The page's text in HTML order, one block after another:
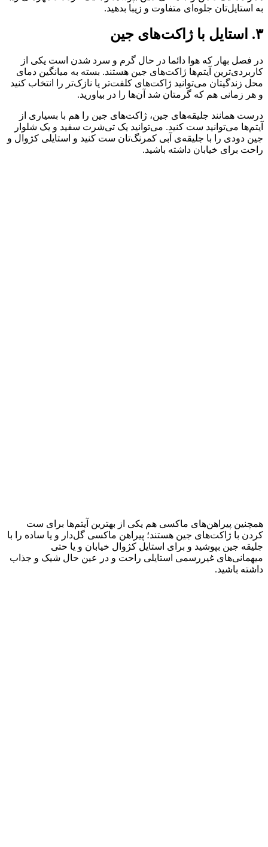
به استایل‌تان جلوه‌ای متفاوت و زیبا بدهید.
۳. استایل با ژاکت‌های جین
در فصل بهار که هوا دائما در حال گرم و سرد شدن است یکی از
کاربردی‌ترین آیتم‌ها ژاکت‌های جین هستند. بسته به میانگین دمای
محل زندگیتان می‌توانید ژاکت‌های کلفت‌تر یا نازک‌تر را انتخاب کنید
و هر زمانی هم که گرمتان شد آن‌ها را در بیاورید.
درست همانند جلیقه‌های جین، ژاکت‌های جین را هم با بسیاری از
آیتم‌ها می‌توانید ست کنید. می‌توانید یک تی‌شرت سفید و یک شلوار
جین دودی را با جلیقه‌ی آبی کمرنگ‌تان ست کنید و استایلی کژوال و
راحت برای خیابان داشته باشید.
همچنین پیراهن‌های ماکسی هم یکی از بهترین آیتم‌ها برای ست
کردن با ژاکت‌های جین هستند؛ پیراهن ماکسی گل‌دار و یا ساده را با
جلیقه جین بپوشید و برای استایل کژوال خیابان و یا حتی
میهمانی‌های غیر‌رسمی استایلی راحت و در عین حال شیک و جذاب
داشته باشید.